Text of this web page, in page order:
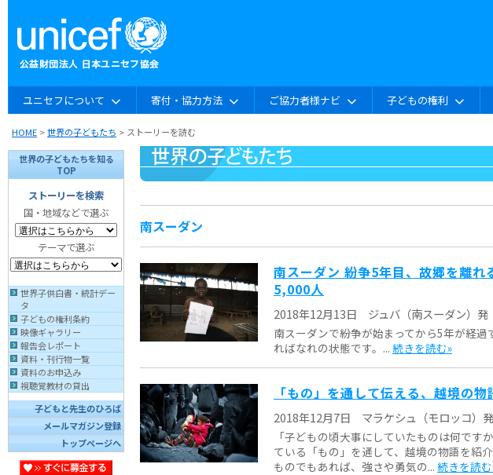
ユニセフについて 寄付・協力方法 ご協力者様ナビ 子どもの権利
HOME >世界の子どもたち > ストーリーを読む
世界の子どもたちを知る
TOP
ストーリーを検索
国・地域などで選ぶ
テーマで選ぶ
世界子供白書・統計デー
タ
子どもの権利条約
映像ギャラリー
報告会レポート
資料・刊行物一覧
資料のお申込み
視聴覚教材の貸出
子どもと先生のひろば
メールマガジン登録
トップページへ
南スーダン
南スーダン 紛争5年目、故郷を離
5,000人
2018年12月13日 ジュバ（南スーダン）発
南スーダンで紛争が始まってから5年が経
ればなれの状態です。... 続きを読む»
「もの」を通して伝える、越境の
2018年12月7日 マラケシュ（モロッコ）発
「子どもの頃大事にしていたものは何で
ている「もの」を通して、越境の物語を紹
ものでもあれば、強さや勇気の... 続きを読